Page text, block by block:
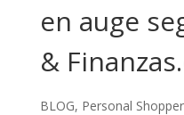
en auge
&
BLOG, Personal